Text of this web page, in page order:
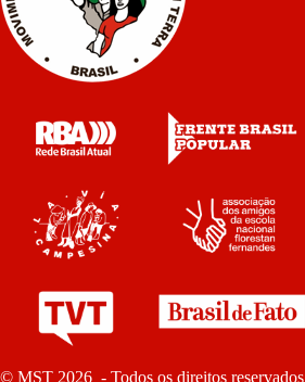
© MST 2026 - Todos os direitos reservados